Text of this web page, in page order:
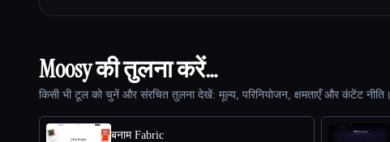
Moosy की तुलना करें…
किसी भी टूल को चुनें और संरचित तुलना देखें: मूल्य, परिनियोजन, क्षमताएँ और कंटेंट नीति।
बनाम Fabric